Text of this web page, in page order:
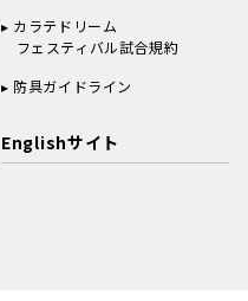
カラテドリーム
フェスティバル試合規約
防具ガイドライン
Englishサイト